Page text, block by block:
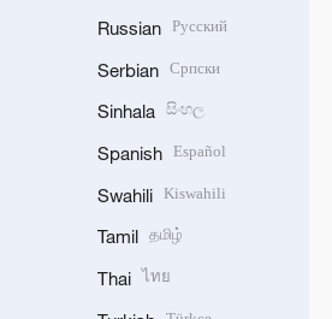
Russian Русский
Serbian Српски
Sinhala සිංහල
Spanish Español
Swahili Kiswahili
Tamil தமிழ்
Thai ไทย